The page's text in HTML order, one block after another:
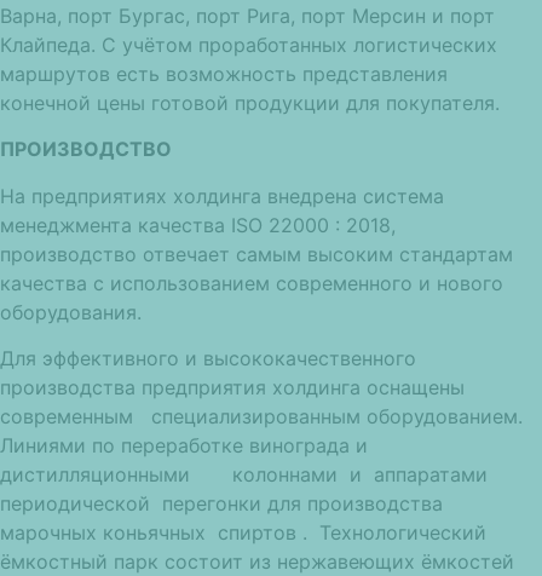
Варна, порт Бургас, порт Рига, порт Мерсин и порт
Клайпеда. С учётом проработанных логистических
маршрутов есть возможность представления
конечной цены готовой продукции для покупателя.
ПРОИЗВОДСТВО
На предприятиях холдинга внедрена система
менеджмента качества ISO 22000 : 2018,
производство отвечает самым высоким стандартам
качества с использованием современного и нового
оборудования.
Для эффективного и высококачественного
производства предприятия холдинга оснащены
современным специализированным оборудованием.
Линиями по переработке винограда и
дистилляционными колоннами и аппаратами
периодической перегонки для производства
марочных коньячных спиртов . Технологический
ёмкостный парк состоит из нержавеющих ёмкостей